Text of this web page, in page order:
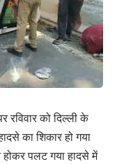
रविवार को दिल्ली के
का शिकार हो गया
पलट गया हादसे में